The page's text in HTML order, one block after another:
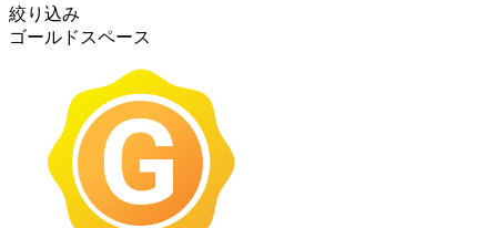
絞り込み
ゴールドスペース